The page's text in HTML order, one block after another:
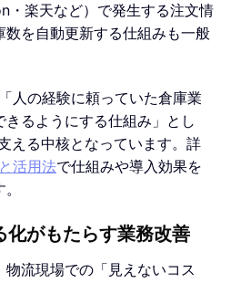
・楽天など）で発生する注文情
数を自動更新する仕組みも一般
人の経験に頼っていた倉庫業
るようにする仕組み」とし
える中核となっています。詳
活用法で仕組みや導入効果を
化がもたらす業務改善
流現場での「見えないコス